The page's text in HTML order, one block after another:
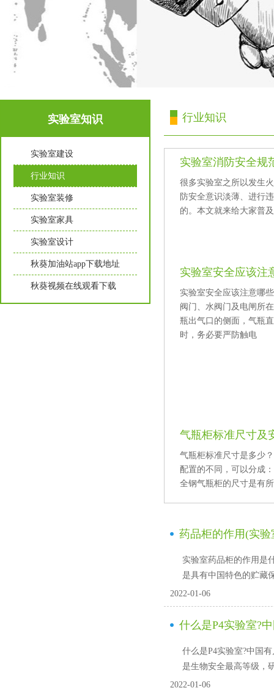
实验室知识
实验室建设
行业知识
实验室装修
实验室家具
实验室设计
秋葵加油站app下载地址
秋葵视频在线观看下载
行业知识
实验室消防安全规
很多实验室之所以发生火
防安全意识淡薄、进
的。本文就来给大家
实验室安全应该注
实验室安全应该注意哪些
阀门、水阀门及电闸所在
瓶出气口的侧面，气瓶
时，务必要严防触电
气瓶柜标准尺寸及
气瓶柜标准尺寸是多少
配置的不同，可以分成
全钢气瓶柜的尺寸是有所区
药品柜的作用(实
实验室药品柜的作用是什
是具有中国特色的贮藏保
2022-01-06
什么是P4实验室?
什么是P4实验室?中国
是生物安全最高等级
2022-01-06